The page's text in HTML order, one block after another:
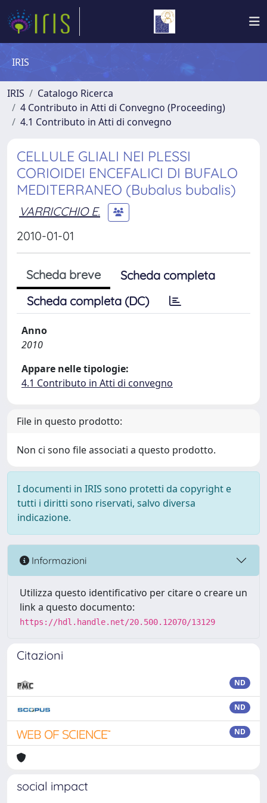
IRIS
IRIS
Catalogo Ricerca
4 Contributo in Atti di Convegno (Proceeding)
4.1 Contributo in Atti di convegno
CELLULE GLIALI NEI PLESSI
CORIOIDEI ENCEFALICI DI BUFALO
MEDITERRANEO (Bubalus bubalis)
VARRICCHIO E.
2010-01-01
Scheda breve
Scheda completa
Scheda completa (DC)
Anno
2010
Appare nelle tipologie:
4.1 Contributo in Atti di convegno
File in questo prodotto:
Non ci sono file associati a questo prodotto.
I documenti in IRIS sono protetti da copyright e
tutti i diritti sono riservati, salvo diversa
indicazione.
Informazioni
Utilizza questo identificativo per citare o creare un
link a questo documento:
https://hdl.handle.net/20.500.12070/13129
Citazioni
ND
ND
ND
social impact